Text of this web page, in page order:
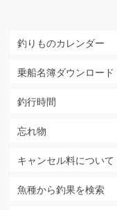
釣りものカレンダー
乗船名簿ダウンロード
釣行時間
忘れ物
キャンセル料について
魚種から釣果を検索